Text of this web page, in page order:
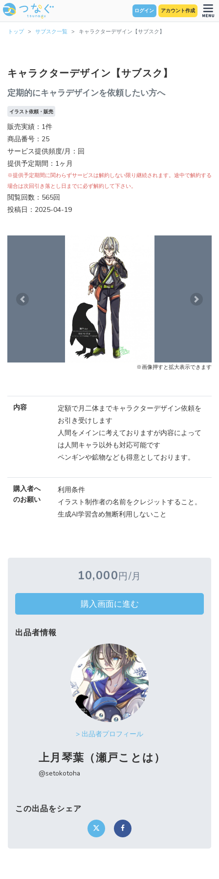
ログイン アカウント作成
トップ サブスク一覧 キャラクターデザイン【サブスク】
キャラクターデザイン【サブスク】
定期的にキャラデザインを依頼したい方へ
イラスト依頼・販売
販売実績：1件
商品番号：25
サービス提供頻度/月：回
提供予定期間：1ヶ月
※提供予定期間に関わらずサービスは解約しない限り継続されます。途中で解約する
場合は次回引き落とし日までに必ず解約して下さい。
閲覧回数：565回
投稿日：2025-04-19
Previous Next
※画像押すと拡大表示できます
内容
定額で月二体までキャラクターデザイン依頼を
お引き受けします
人間をメインに考えておりますが内容によって
は人間キャラ以外も対応可能です
ペンギンや鉱物なども得意としております。
購入者へ
のお願い
利用条件
イラスト制作者の名前をクレジットすること。
生成AI学習含め無断利用しないこと
10,000円/月
購入画面に進む
出品者情報
> 出品者プロフィール
上月琴葉（瀬戸ことは）
@setokotoha
この出品をシェア